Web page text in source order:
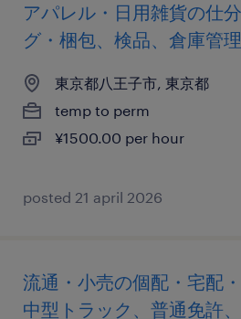
アパレル・日用雑貨の仕
グ・梱包、検品、倉庫管
東京都八王子市, 東京都
temp to perm
¥1500.00 per hour
posted 21 april 2026
流通・小売の個配・宅配
中型トラック、普通免許